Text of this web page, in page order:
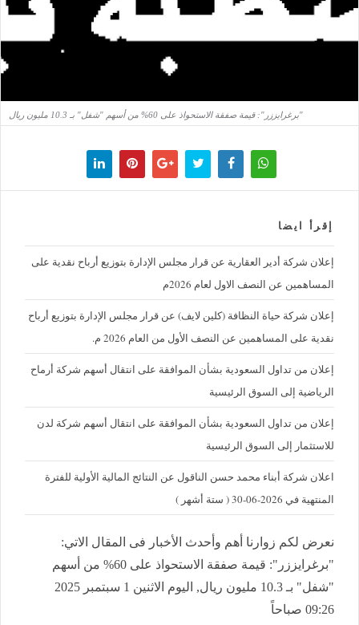
"برغرايززر": قيمة صفقة الاستحواذ على 60% من أسهم "شفل" بـ 10.3 مليون ريال
إقرأ ايضا
إعلان شركة أدير العقارية عن قرار مجلس الإدارة بتوزيع أرباح نقدية على
المساهمين عن النصف الاول لعام 2026م
إعلان شركة حياة النظافة (كلين لايف) عن قرار مجلس الإدارة بتوزيع أرباح
نقدية على المساهمين عن النصف الأول من العام 2026 م.
إعلان من تداول السعودية بشأن الموافقة على انتقال أسهم شركة أرماح
الرياضية إلى السوق الرئيسية
إعلان من تداول السعودية بشأن الموافقة على انتقال أسهم شركة لدن
للاستثمار إلى السوق الرئيسية
اعلان شركة أبناء محمد حسن الناقول عن النتائج المالية الأولية للفترة
المنتهية في 2026-06-30 ( ستة أشهر )
نعرض لكم زوارنا أهم وأحدث الأخبار فى المقال الاتي:
"برغرايززر": قيمة صفقة الاستحواذ على 60% من أسهم
"شفل" بـ 10.3 مليون ريال, اليوم الاثنين 1 سبتمبر 2025
09:26 صباحاً